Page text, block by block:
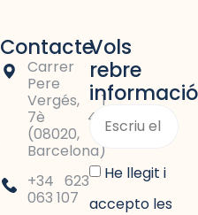
Contacte
Carrer
Pere
Vergés, 1
7è 4a
(08020,
Barcelona)
+34 623
063 107
Vols
rebre
He llegit i
accepto les